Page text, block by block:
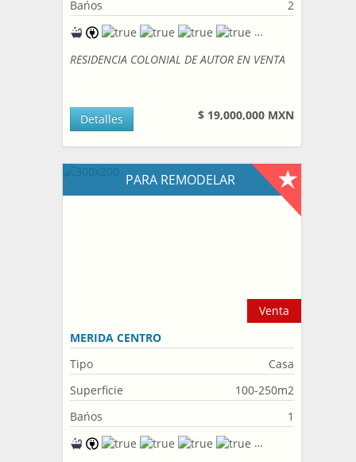
Bańos
2
RESIDENCIA COLONIAL DE AUTOR EN VENTA
$ 19,000,000 MXN
Detalles
PARA REMODELAR
Venta
MERIDA CENTRO
Tipo
Casa
Superficie
100-250m2
Bańos
1